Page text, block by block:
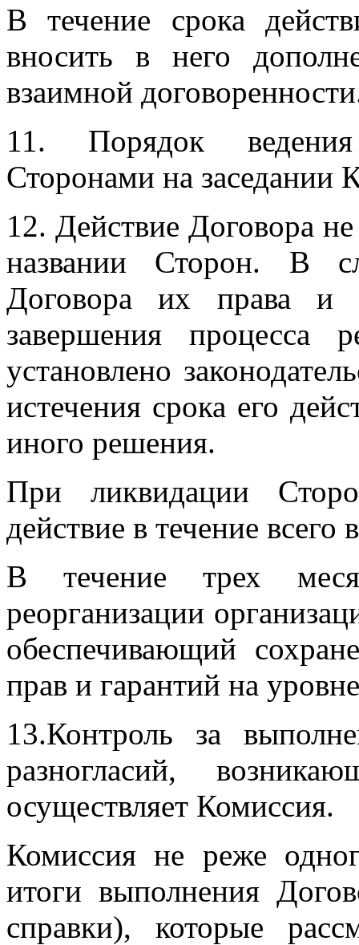
В течение срока
вносить в него
взаимной
11. Порядок ведения
Сторонами на заседании
12. Действие Договора
названии Сторон. В
Договора их права и
завершения процесса
установлено
истечения срока его
иного решения.
При ликвидации
действие в течение
В течение трех
реорганизации
обеспечивающий
прав и гарантий на
13.Контроль за
разногласий,
осуществляет Комиссия.
Комиссия не реже
итоги выполнения
справки), которые